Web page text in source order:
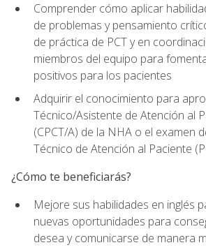
Comprender cómo aplicar
de problemas y pensamiento
de práctica de PCT y en
miembros del equipo para
positivos para los pacientes
Adquirir el conocimiento para
Técnico/Asistente de Atención al
(CPCT/A) de la NHA o el examen
Técnico de Atención al Paciente
¿Cómo te beneficiarás?
Mejore sus habilidades en inglés
nuevas oportunidades para
desea y comunicarse de manera